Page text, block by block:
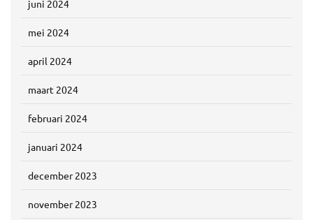
juni 2024
mei 2024
april 2024
maart 2024
februari 2024
januari 2024
december 2023
november 2023